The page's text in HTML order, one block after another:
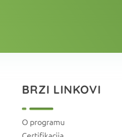
BRZI LINKOVI
O programu
Certifikacija